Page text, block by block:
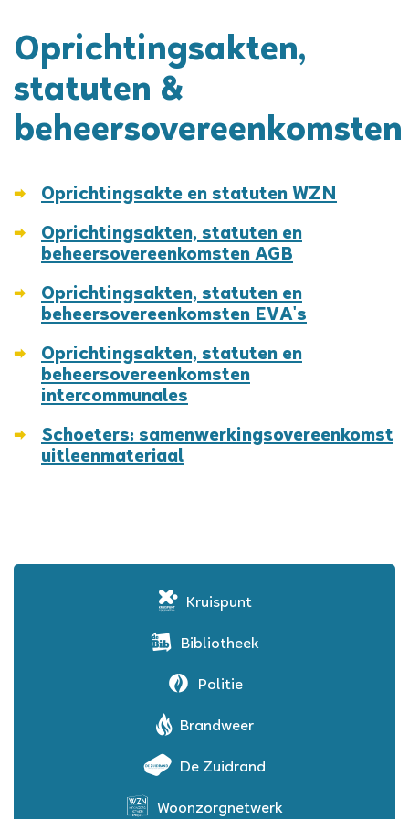
Oprichtingsakten,
statuten &
beheersovereenkomsten
Thema's
Oprichtingsakte en statuten WZN
Oprichtingsakten, statuten en
beheersovereenkomsten AGB
Oprichtingsakten, statuten en
beheersovereenkomsten EVA's
Oprichtingsakten, statuten en
beheersovereenkomsten
intercommunales
Schoeters: samenwerkingsovereenkomst
uitleenmateriaal
Kruispunt
Bibliotheek
Politie
Brandweer
De Zuidrand
Woonzorgnetwerk